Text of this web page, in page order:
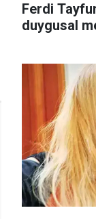
Ferdi
duygusal